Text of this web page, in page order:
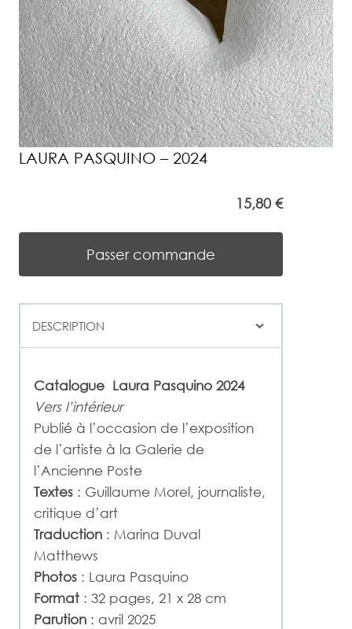
LAURA PASQUINO – 2024
15,80 €
Passer commande
DESCRIPTION
Catalogue Laura Pasquino 2024
Vers l’intérieur
Publié à l’occasion de l’exposition
de l’artiste à la Galerie de
l’Ancienne Poste
Textes : Guillaume Morel, journaliste,
critique d’art
Traduction : Marina Duval
Matthews
Photos : Laura Pasquino
Format : 32 pages, 21 x 28 cm
Parution : avril 2025